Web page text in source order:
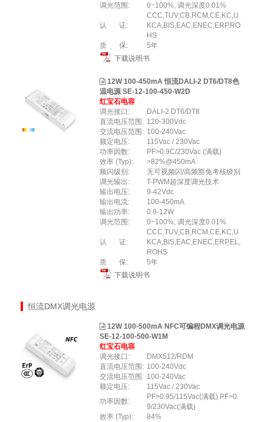
调光范围:
0~100%, 调光深度0.01%
认 证:
CCC,TUV,CB,RCM,CE,KC,U
KCA,BIS,EAC,ENEC,ERP,RO
HS
质 保:
5年
下载说明书
12W 100-450mA 恒流DALI-2 DT6/DT8色
温电源 SE-12-100-450-W2D
红宝石电容
调光接口:
DALI-2 DT6/DT8
直流电压范围: 120-300Vdc
交流电压范围: 100-240Vac
额定电压:
115Vac / 230Vac
功率因数:
PF>0.9C/230Vac (满载)
效率 (Typ):
>82%@450mA
频闪级别:
无可视频闪/高频豁免考核级别
调光输出:
T-PWM超深度调光技术
输出电压:
9-42Vdc
输出电流:
100-450mA
输出功率:
0.9-12W
调光范围:
0~100%, 调光深度0.01%
认 证:
CCC,TUV,CB,RCM,CE,KC,U
KCA,BIS,EAC,ENEC,ERP,EL,
ROHS
质 保:
5年
下载说明书
恒流DMX调光电源
12W 100-500mA NFC可编程DMX调光电源
SE-12-100-500-W1M
红宝石电容
调光接口:
DMX512/RDM
直流电压范围: 100-240Vdc
交流电压范围: 100-240Vac
额定电压:
115Vac / 230Vac
功率因数:
PF>0.95/115Vac(满载) PF>0.
9/230Vac(满载)
效率 (Typ):
84%